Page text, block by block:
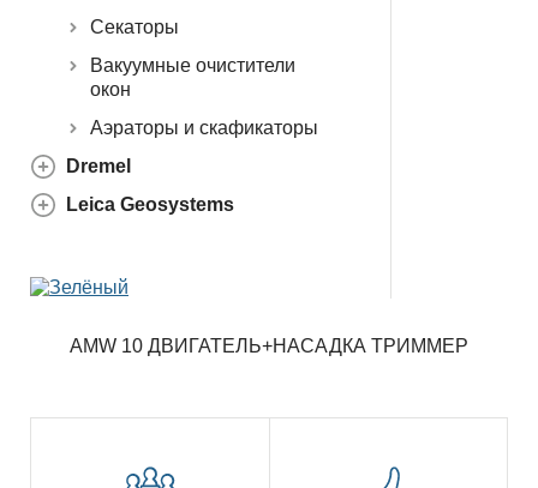
Секаторы
Вакуумные очистители
окон
Аэраторы и скафикаторы
Dremel
Leica Geosystems
AMW 10 ДВИГАТЕЛЬ+НАСАДКА ТРИММЕР